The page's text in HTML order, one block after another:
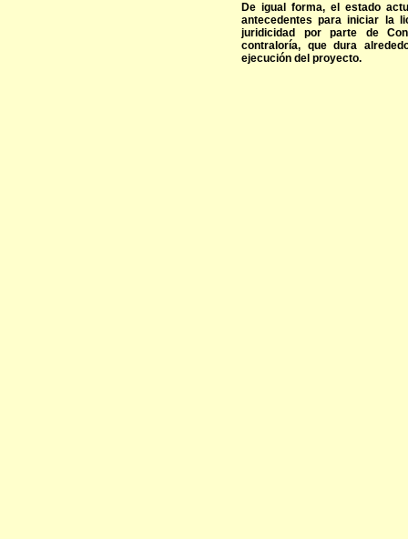
De igual forma, el estado
antecedentes para iniciar la
juridicidad por parte de
contraloría, que dura
ejecución del proyecto.